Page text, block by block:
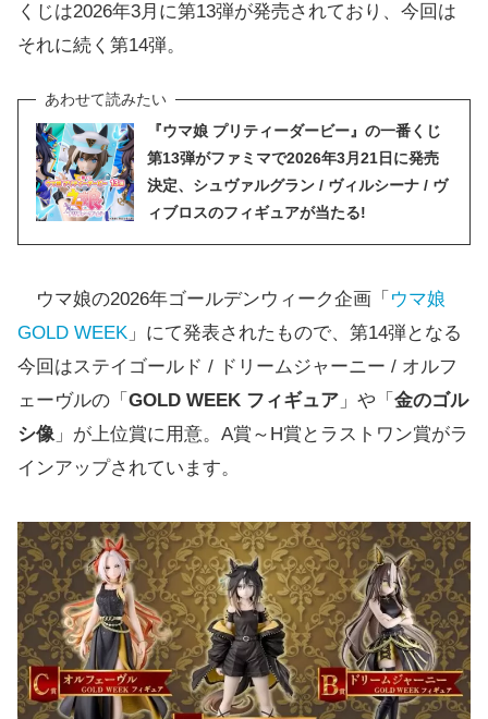
くじは2026年3月に第13弾が発売されており、今回は
それに続く第14弾。
『ウマ娘 プリティーダービー』の一番くじ
第13弾がファミマで2026年3月21日に発売
決定、シュヴァルグラン / ヴィルシーナ / ヴ
ィブロスのフィギュアが当たる!
ウマ娘の2026年ゴールデンウィーク企画「 ウマ娘
GOLD WEEK 」にて発表されたもので、第14弾となる
今回はステイゴールド / ドリームジャーニー / オルフ
ェーヴルの「 GOLD WEEK フィギュア 」や「 金のゴル
シ像」が上位賞に用意。A賞～H賞とラストワン賞がラ
インアップされています。